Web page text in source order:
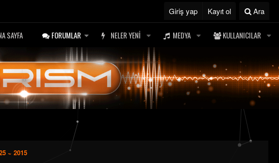
Giriş yap Kayıt ol Ara
SAYFA FORUMLAR NELER YENI MEDYA KULLANICILAR
~ 2015